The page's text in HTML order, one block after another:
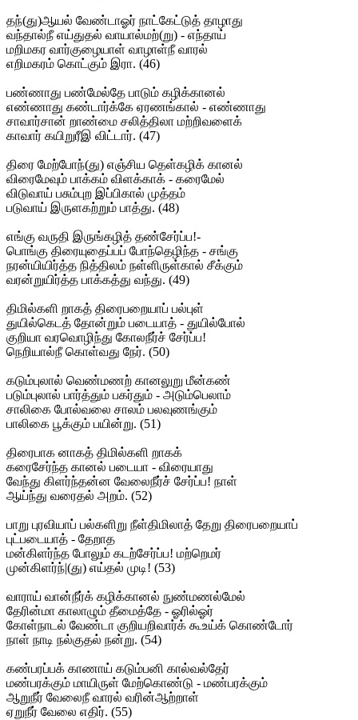
தந்(து)ஆயல் வேண்டாஓர் நாட்கேட்டுத் தாழாது
வந்தால்நீ எய்துதல் வாயால்மற்(று) - எந்தாய்
மறிமகர வார்குழையாள் வாழாள்நீ வாரல்
எறிமகரம் கொட்கும் இரா. (46)
பண்ணாது பண்மேல்தே பாடும் கழிக்கானல்
எண்ணாது கண்டார்க்கே ஏரணங்கால் - எண்ணாது
சாவார்சான் றாண்மை சலித்திலா மற்றிவளைக்
காவார் கயிறுரீஇ விட்டார். (47)
திரை மேற்போந்(து) எஞ்சிய தெள்கழிக் கானல்
விரைமேவும் பாக்கம் விளக்காக் - கரைமேல்
விடுவாய் பசும்புற இப்பிகால் முத்தம்
படுவாய் இருளகற்றும் பாத்து. (48)
எங்கு வருதி இருங்கழித் தண்சேர்ப்ப!-
பொங்கு திரையுதைப்பப் போந்தெழிந்த - சங்கு
நரன்யியிர்த்த நித்திலம் நள்ளிருள்கால் சீக்கும்
வரன்றுயிர்த்த பாக்கத்து வந்து. (49)
திமில்களி றாகத் திரைபறையாப் பல்புள்
துயில்கெடத் தோன்றும் படையாத் - துயில்போல்
குறியா வரவொழிந்து கோலநீர்ச் சேர்ப்ப!
நெறியால்நீ கொள்வது நேர். (50)
கடும்புலால் வெண்மணற் கானலுறு மீன்கண்
படும்புலால் பார்த்தும் பகர்தும் - அடும்பெலாம்
சாலிகை போல்வலை சாலம் பலவுணங்கும்
பாலிகை பூக்கும் பயின்று. (51)
திரைபாக னாகத் திமில்களி றாகக்
கரைசேர்ந்த கானல் படையா - விரையாது
வேந்து கிளர்ந்தன்ன வேலைநீர்ச் சேர்ப்ப! நாள்
ஆய்ந்து வரைதல் அறம். (52)
பாறு புரவியாப் பல்களிறு நீள்திமிலாத் தேறு திரைபறையாப்
புட்படையாத் - தேறாத
மன்கிளர்ந்த போலும் கடற்சேர்ப்ப! மற்றெமர்
முன்கிளர்ந்|(து) எய்தல் முடி! (53)
வாராய் வான்நீர்க் கழிக்கானல் நுண்மணல்மேல்
தேரின்மா காலாழும் தீமைத்தே - ஓரில்ஓர்
கோள்நாடல் வேண்டா குறியறிவார்க் கூஉய்க் கொண்டோர்
நாள் நாடி நல்குதல் நன்று. (54)
கண்பரப்பக் காணாய் கடும்பனி கால்வல்தேர்
மண்பரக்கும் மாயிருள் மேற்கொண்டு - மண்பரக்கும்
ஆறுநீர் வேலைநீ வாரல் வரின்ஆற்றாள்
ஏறுநீர் வேலை எதிர். (55)